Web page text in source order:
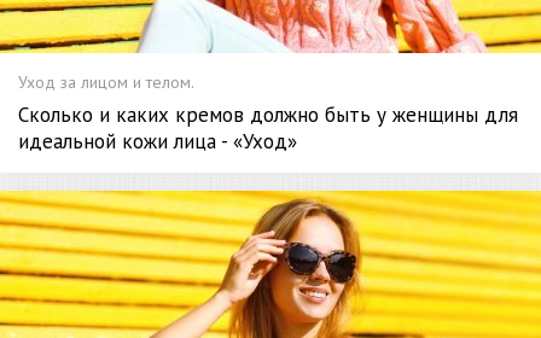
Уход за лицом и телом.
Сколько и каких кремов должно быть у женщины для
идеальной кожи лица - «Уход»